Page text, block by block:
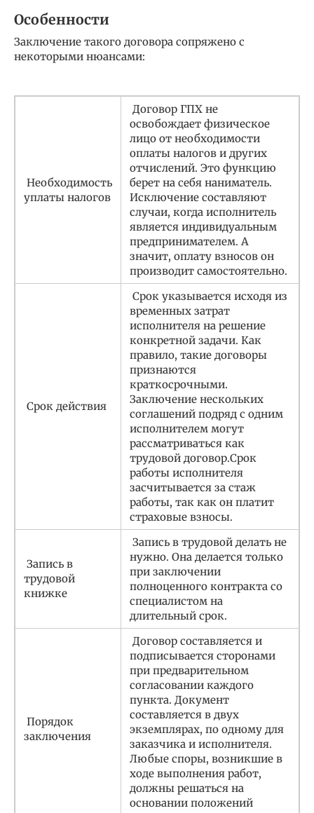
Особенности
Заключение такого договора сопряжено с
некоторыми нюансами:
Необходимость
уплаты налогов
Договор ГПХ не
освобождает физическое
лицо от необходимости
оплаты налогов и других
отчислений. Это функцию
берет на себя наниматель.
Исключение составляют
случаи, когда исполнитель
является индивидуальным
предпринимателем. А
значит, оплату взносов он
производит самостоятельно.
Срок действия
Срок указывается исходя из
временных затрат
исполнителя на решение
конкретной задачи. Как
правило, такие договоры
признаются
краткосрочными.
Заключение нескольких
соглашений подряд с одним
исполнителем могут
рассматриваться как
трудовой договор.Срок
работы исполнителя
засчитывается за стаж
работы, так как он платит
страховые взносы.
Запись в
трудовой
книжке
Запись в трудовой делать не
нужно. Она делается только
при заключении
полноценного контракта со
специалистом на
длительный срок.
Порядок
заключения
Договор составляется и
подписывается сторонами
при предварительном
согласовании каждого
пункта. Документ
составляется в двух
экземплярах, по одному для
заказчика и исполнителя.
Любые споры, возникшие в
ходе выполнения работ,
должны решаться на
основании положений